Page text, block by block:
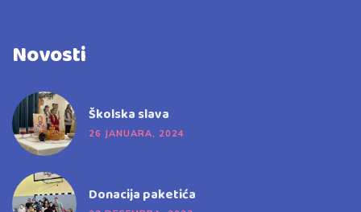
Novosti
Školska slava
26 JANUARA, 2024
Donacija paketića